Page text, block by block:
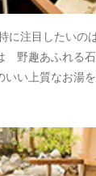
に注目したいの
野趣あふれる
いい上質なお湯